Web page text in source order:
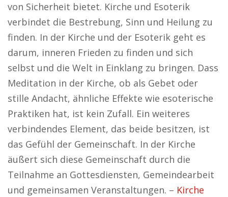
von Sicherheit bietet. Kirche und Esoterik
verbindet die Bestrebung, Sinn und Heilung zu
finden. In der Kirche und der Esoterik geht es
darum, inneren Frieden zu finden und sich
selbst und die Welt in Einklang zu bringen. Dass
Meditation in der Kirche, ob als Gebet oder
stille Andacht, ähnliche Effekte wie esoterische
Praktiken hat, ist kein Zufall. Ein weiteres
verbindendes Element, das beide besitzen, ist
das Gefühl der Gemeinschaft. In der Kirche
äußert sich diese Gemeinschaft durch die
Teilnahme an Gottesdiensten, Gemeindearbeit
und gemeinsamen Veranstaltungen. – Kirche